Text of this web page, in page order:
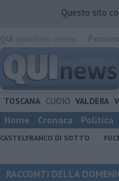
Questo sito
TOSCANA CUOIO VALDERA
Home Cronaca Politica
CASTELFRANCO DI SOTTO
RACCONTI DELLA